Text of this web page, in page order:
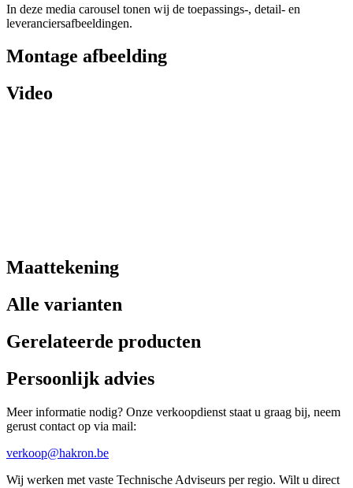
In deze media carousel tonen wij de toepassings-, detail- en
leveranciersafbeeldingen.
Montage afbeelding
Video
Maattekening
Alle varianten
Gerelateerde producten
Persoonlijk advies
Meer informatie nodig? Onze verkoopdienst staat u graag bij, neem
gerust contact op via mail:
verkoop@hakron.be
Wij werken met vaste Technische Adviseurs per regio. Wilt u direct